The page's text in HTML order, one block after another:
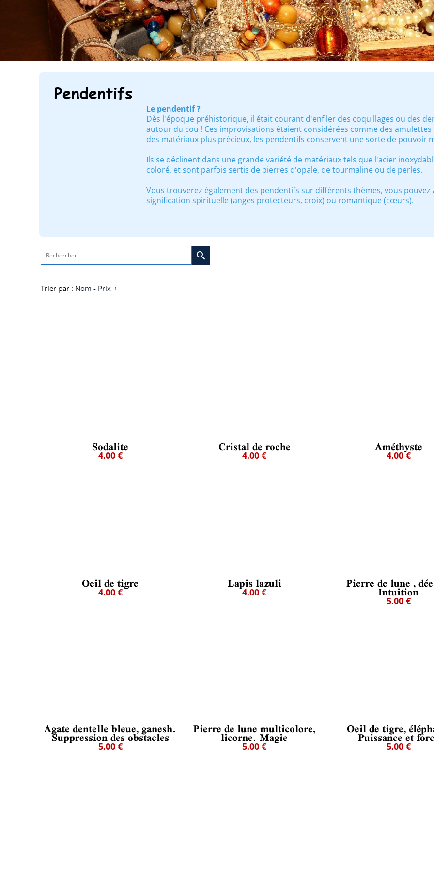
Pendentifs
Le pendentif ?
Dès l'époque préhistorique, il était courant d'enfiler des coquillages ou des
autour du cou ! Ces improvisations étaient considérées comme des
des matériaux plus précieux, les pendentifs conservent une sorte de pouvoir
Ils se déclinent dans une grande variété de matériaux tels que l'acier
coloré, et sont parfois sertis de pierres d'opale, de tourmaline ou de perles.
Vous trouverez également des pendentifs sur différents thèmes, vous
signification spirituelle (anges protecteurs, croix) ou romantique (cœurs).
search
Trier par : Nom - Prix
Sodalite
4.00 € Cristal de roche
4.00 € Améthyste
4.00 €
Oeil de tigre
4.00 € Lapis lazuli
4.00 € Pierre de lune ,
Intuition
5.00 €
Agate dentelle bleue, ganesh.
Suppression des obstacles
5.00 €
Pierre de lune multicolore,
licorne. Magie
5.00 €
Oeil de tigre,
Puissance et
5.00 €